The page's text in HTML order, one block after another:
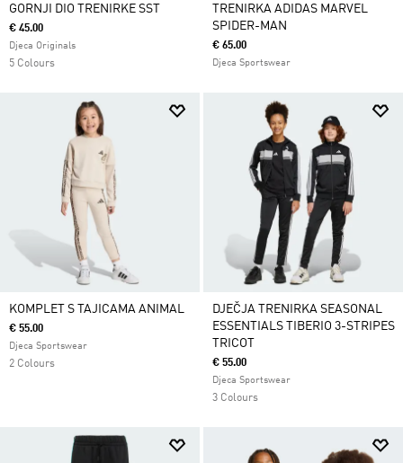
GORNJI DIO TRENIRKE SST
€ 45.00
Djeca Originals
5 Colours
TRENIRKA ADIDAS MARVEL
SPIDER-MAN
€ 65.00
Djeca Sportswear
KOMPLET S TAJICAMA ANIMAL
€ 55.00
Djeca Sportswear
2 Colours
DJEČJA TRENIRKA SEASONAL
ESSENTIALS TIBERIO 3-STRIPES
TRICOT
€ 55.00
Djeca Sportswear
3 Colours